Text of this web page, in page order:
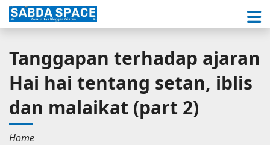
Tanggapan terhadap ajaran
Hai hai tentang setan, iblis
dan malaikat (part 2)
Home